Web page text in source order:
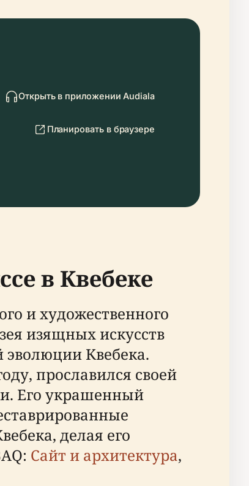
Открыть в приложении Audiala
Планировать в браузере
в Квебеке
и художественного
изящных искусств
эволюции Квебека.
прославился своей
Его украшенный
делая его
Сайт и архитектура,